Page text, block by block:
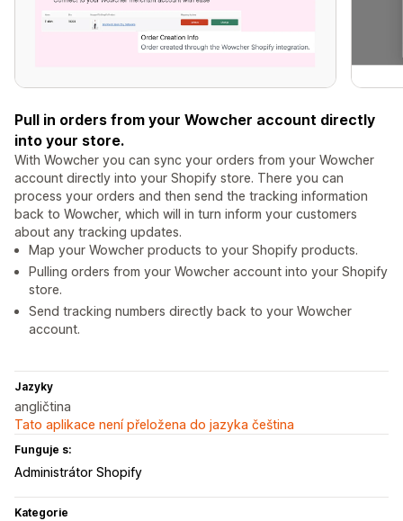
Pull in orders from your Wowcher account directly
into your store.
With Wowcher you can sync your orders from your Wowcher
account directly into your Shopify store. There you can
process your orders and then send the tracking information
back to Wowcher, which will in turn inform your customers
about any tracking updates.
Map your Wowcher products to your Shopify products.
Pulling orders from your Wowcher account into your Shopify
store.
Send tracking numbers directly back to your Wowcher
account.
Jazyky
angličtina
Tato aplikace není přeložena do jazyka čeština
Funguje s:
Administrátor Shopify
Kategorie